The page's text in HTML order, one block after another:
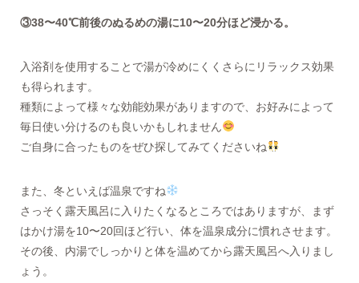
③38〜40℃前後のぬるめの湯に10〜20分ほど浸かる。
入浴剤を使用することで湯が冷めにくくさらにリラックス効果
も得られます。
種類によって様々な効能効果がありますので、お好みによって
毎日使い分けるのも良いかもしれません
ご自身に合ったものをぜひ探してみてくださいね
また、冬といえば温泉ですね
さっそく露天風呂に入りたくなるところではありますが、まず
はかけ湯を10〜20回ほど行い、体を温泉成分に慣れさせます。
その後、内湯でしっかりと体を温めてから露天風呂へ入りまし
ょう。